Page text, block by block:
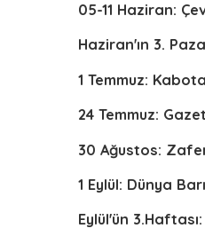
05-11 Haziran:
Haziran'ın 3.
1 Temmuz:
24 Temmuz:
30 Ağustos:
1 Eylül: Dünya
Eylül'ün